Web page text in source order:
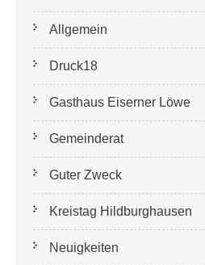
Allgemein
Druck18
Gasthaus Eiserner Löwe
Gemeinderat
Guter Zweck
Kreistag Hildburghausen
Neuigkeiten